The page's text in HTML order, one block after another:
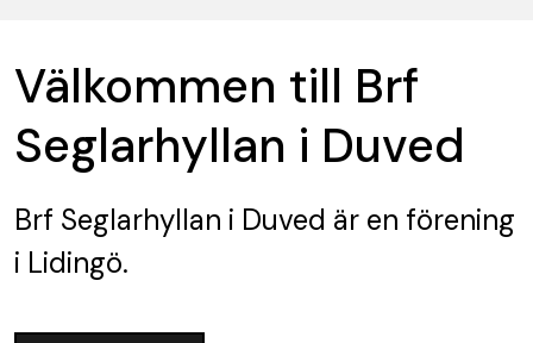
Välkommen till Brf
Seglarhyllan i Duved
Brf Seglarhyllan i Duved är en förening
i Lidingö.